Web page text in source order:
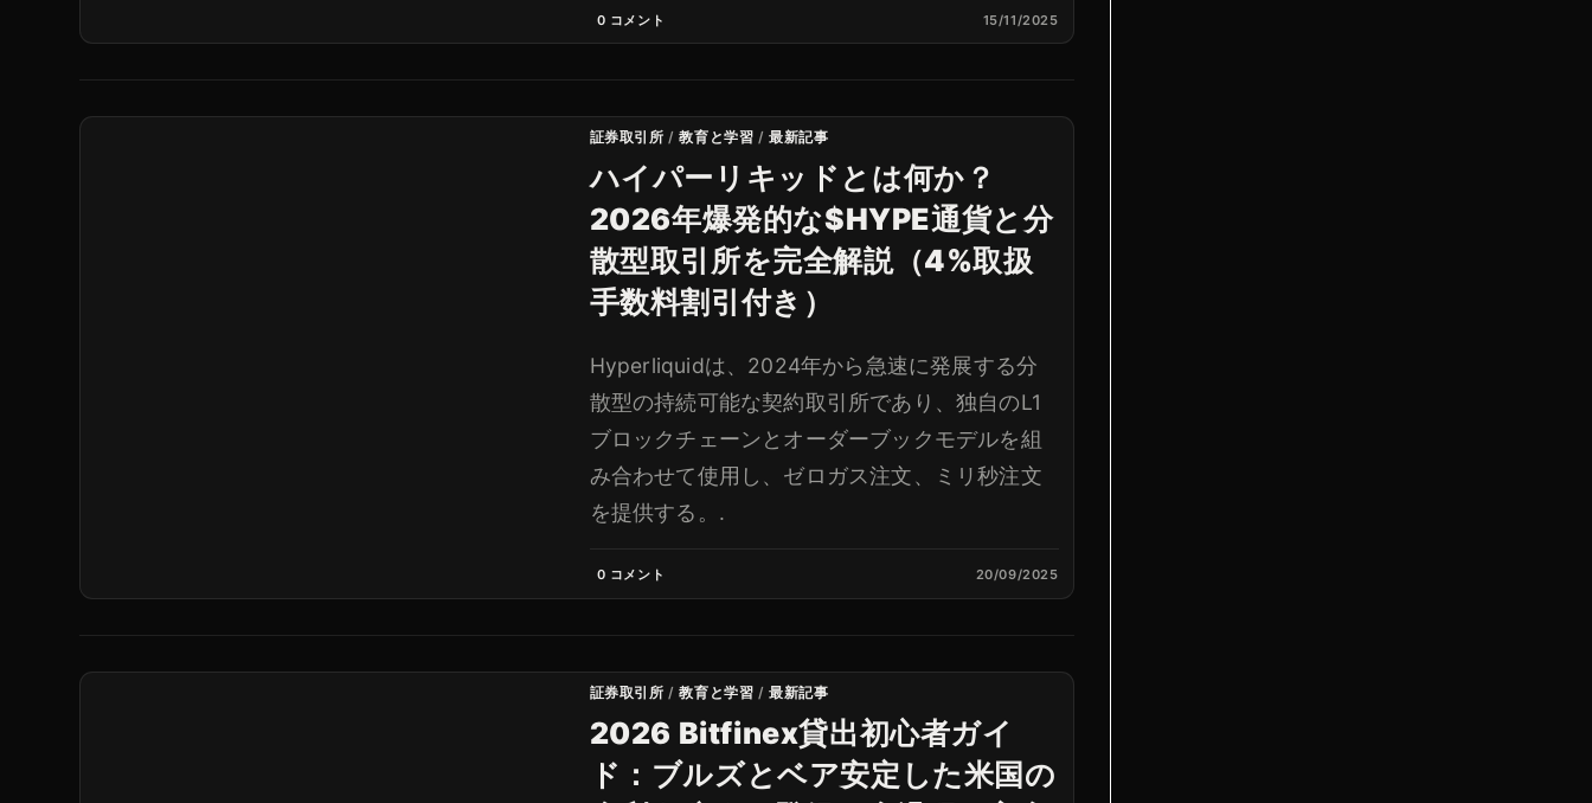
0 コメント 15/11/2025
証券取引所 /教育と学習 /最新記事
ハイパーリキッドとは何か？
2026年爆発的な$HYPE通貨と分
散型取引所を完全解説（4%取扱
手数料割引付き）
Hyperliquidは、2024年から急速に発展する分
散型の持続可能な契約取引所であり、独自のL1
ブロックチェーンとオーダーブックモデルを組
み合わせて使用し、ゼロガス注文、ミリ秒注文
を提供する。.
0 コメント 20/09/2025
証券取引所 /教育と学習 /最新記事
2026 Bitfinex貸出初心者ガイ
ド：ブルズとベア安定した米国の